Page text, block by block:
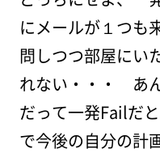
にメールが１つも
問しつつ部屋に
れない・・・ あ
だって一発Failだ
で今後の自分の計